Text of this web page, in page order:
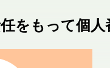
をもって個